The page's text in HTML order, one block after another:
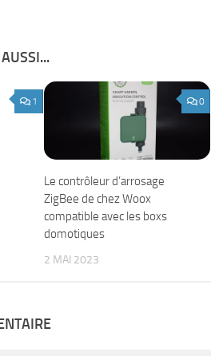
1 0
Le contrôleur d’arrosage
ZigBee de chez Woox
compatible avec les boxs
domotiques
2 MAI 2023